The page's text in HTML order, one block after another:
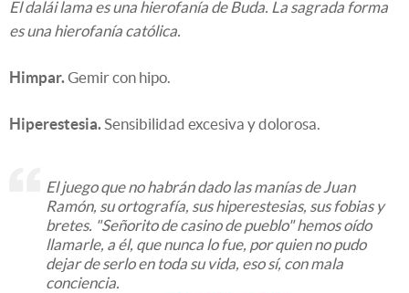
El dalái lama es una hierofanía de Buda. La sagrada forma
es una hierofanía católica.
Himpar.Gemir con hipo.
Hiperestesia.Sensibilidad excesiva y dolorosa.
El juego que no habrán dado las manías de Juan
Ramón, su ortografía, sus hiperestesias, sus fobias y
bretes. "Señorito de casino de pueblo" hemos oído
llamarle, a él, que nunca lo fue, por quien no pudo
dejar de serlo en toda su vida, eso sí, con mala
conciencia.